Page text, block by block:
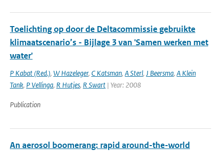
Toelichting op door de Deltacommissie gebruikte
klimaatscenario’s - Bijlage 3 van 'Samen werken met
water'
P Kabat (Red.), W Hazeleger, C Katsman, A Sterl, J Beersma, A Klein
Tank, P Vellinga, R Hutjes, R Swart | Year: 2008
Publication
An aerosol boomerang: rapid around-the-world